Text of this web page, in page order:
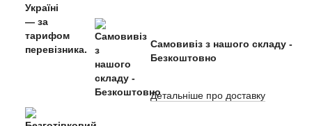
Самовивіз з нашого складу -
Безкоштовно
Детальніше про доставку